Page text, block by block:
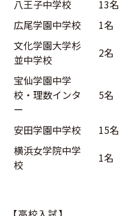
八王子中学校
13名
広尾学園中学校
1名
文化学園大学杉
並中学校
2名
宝仙学園中学
校・理数インタ
ー
5名
安田学園中学校
15名
横浜女学院中学
校
1名